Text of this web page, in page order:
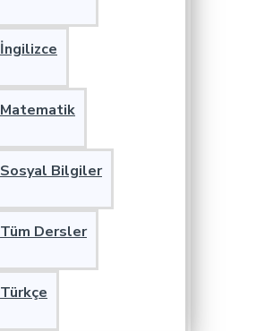
İngilizce
Matematik
Sosyal Bilgiler
Tüm Dersler
Türkçe